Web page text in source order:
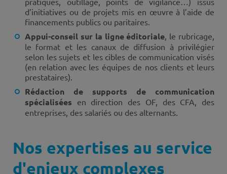
d’initiatives ou de projets mis en œuvre à l’aide de
financements publics ou paritaires.
Appui-conseil sur la ligne éditoriale , le rubricage,
le format et les canaux de diffusion à privilégier
selon les sujets et les cibles de communication visés
(en relation avec les équipes de nos clients et leurs
prestataires).
Rédaction de supports de communication
spécialisées en direction des OF, des CFA, des
entreprises, des salariés ou des alternants.
Nos expertises au service
d'enjeux complexes